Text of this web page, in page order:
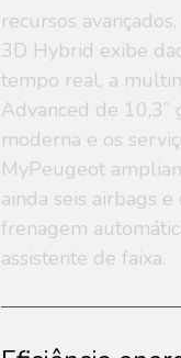
recursos
3D Hybrid exibe
tempo real, a
Advanced de 10,3”
moderna e os
MyPeugeot
ainda seis airbags
frenagem
assistente de faixa.